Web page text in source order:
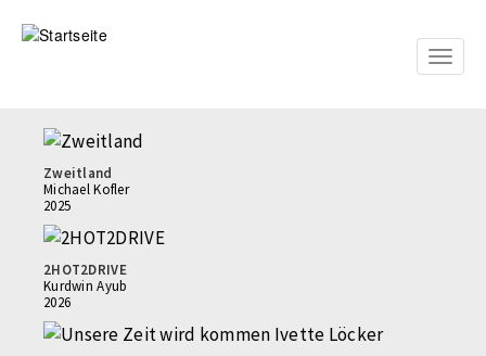
zum
Toggle
Zweitland
Michael Kofler
2025
2HOT2DRIVE
Kurdwin Ayub
2026